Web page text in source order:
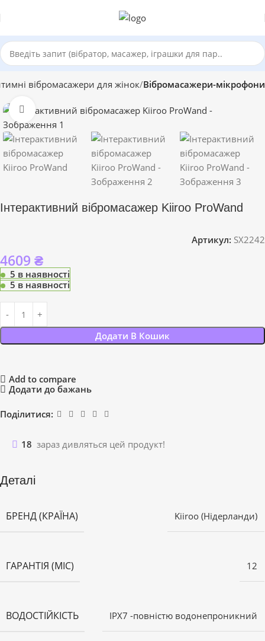
вібромасажери для жінок Вібромасажери-мікрофони
Click to enlarge
Інтерактивний вібромасажер Kiiroo ProWand
Артикул: SX2242
4609 ₴
5 в наявності
5 в наявності
Додати В Кошик
Add to compare
Додати до бажань
Поділитися:
18 зараз дивляться цей продукт!
Деталі
БРЕНД (КРАЇНА) Kiiroo (Нідерланди)
ГАРАНТІЯ (МІС) 12
ВОДОСТІЙКІСТЬ IPX7 -повністю водонепроникний